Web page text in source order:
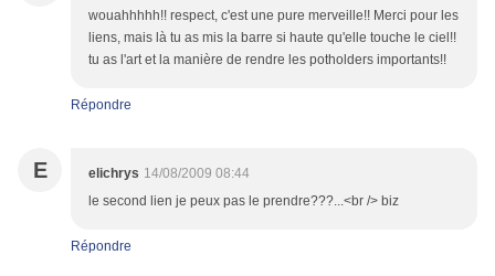
wouahhhhh!! respect, c'est une pure merveille!! Merci pour les
liens, mais là tu as mis la barre si haute qu'elle touche le ciel!!
tu as l'art et la manière de rendre les potholders importants!!
Répondre
E elichrys 14/08/2009 08:44
le second lien je peux pas le prendre???...<br /> biz
Répondre